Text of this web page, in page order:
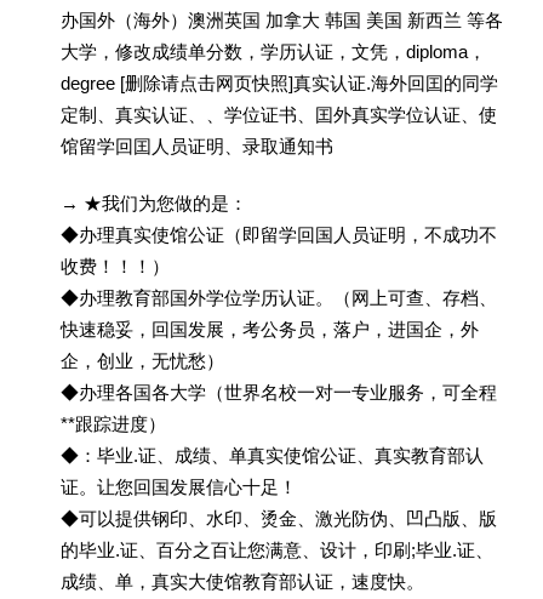
办国外（海外）澳洲英国 加拿大 韩国 美国 新西兰 等各
大学，修改成绩单分数，学历认证，文凭，diploma，
degree [删除请点击网页快照]真实认证.海外回囯的同学
定制、真实认证、、学位证书、囯外真实学位认证、使
馆留学回囯人员证明、录取通知书
→ ★我们为您做的是：
◆办理真实使馆公证（即留学回国人员证明，不成功不
收费！！！）
◆办理教育部国外学位学历认证。（网上可查、存档、
快速稳妥，回国发展，考公务员，落户，进国企，外
企，创业，无忧愁）
◆办理各国各大学（世界名校一对一专业服务，可全程
**跟踪进度）
◆：毕业.证、成绩、单真实使馆公证、真实教育部认
证。让您回国发展信心十足！
◆可以提供钢印、水印、烫金、激光防伪、凹凸版、版
的毕业.证、百分之百让您满意、设计，印刷;毕业.证、
成绩、单，真实大使馆教育部认证，速度快。